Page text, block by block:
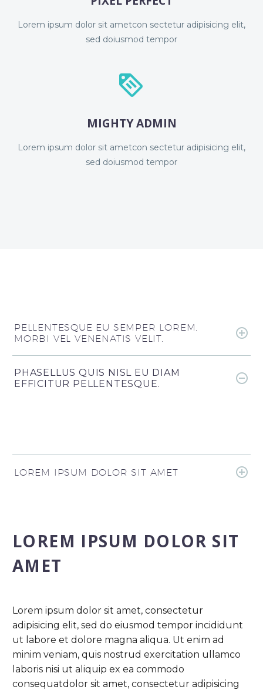
Lorem ipsum dolor sit ametcon sectetur adipisicing elit,
sed doiusmod tempor


MIGHTY ADMIN
Lorem ipsum dolor sit ametcon sectetur adipisicing elit,
sed doiusmod tempor
PELLENTESQUE EU SEMPER LOREM.
MORBI VEL VENENATIS VELIT.
PHASELLUS QUIS NISL EU DIAM
EFFICITUR PELLENTESQUE.
LOREM IPSUM DOLOR SIT AMET
LOREM IPSUM DOLOR SIT
AMET
Lorem ipsum dolor sit amet, consectetur
adipisicing elit, sed do eiusmod tempor incididunt
ut labore et dolore magna aliqua. Ut enim ad
minim veniam, quis nostrud exercitation ullamco
laboris nisi ut aliquip ex ea commodo
consequatdolor sit amet, consectetur adipisicing